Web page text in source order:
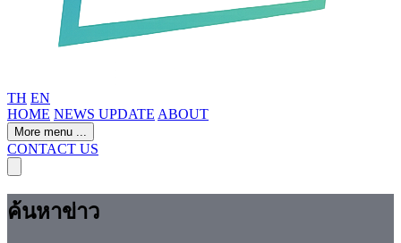
TH EN
HOME NEWS UPDATE ABOUT
More menu ...
CONTACT US
ค้นหาข่าว